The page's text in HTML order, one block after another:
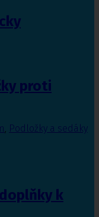
proti
, Podložky a sedáky
k